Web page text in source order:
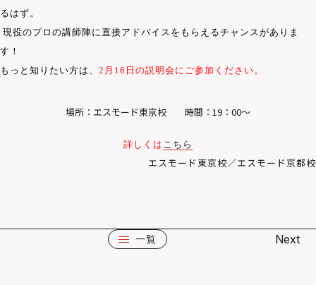
るはず。
現役のプロの講師陣に直接アドバイスをもらえるチャンスがありま
す！
もっと知りたい方は、 2 月 16 日の説明会にご参加ください。
場所：エスモード東京校 時間：19：00～
詳しくは こちら
エスモード東京校／エスモード京都校
一覧 Next